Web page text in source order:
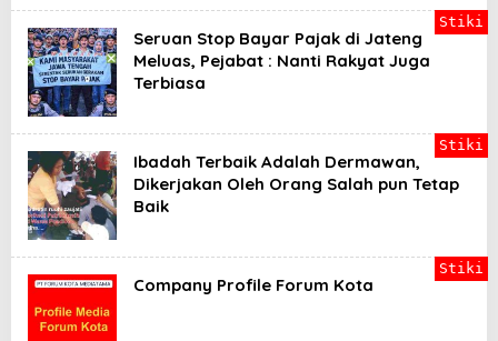
Seruan Stop Bayar Pajak di Jateng
Meluas, Pejabat : Nanti Rakyat Juga
Terbiasa
Stiki
Ibadah Terbaik Adalah Dermawan,
Dikerjakan Oleh Orang Salah pun Tetap
Baik
Stiki
Company Profile Forum Kota
Stiki